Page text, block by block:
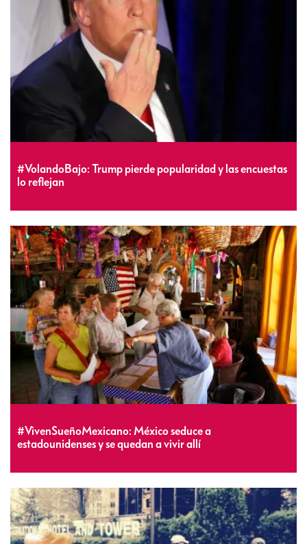
#VolandoBajo: Trump pierde popularidad y las encuestas
lo reflejan
#VivenSueñoMexicano: México seduce a
estadounidenses y se quedan a vivir allí